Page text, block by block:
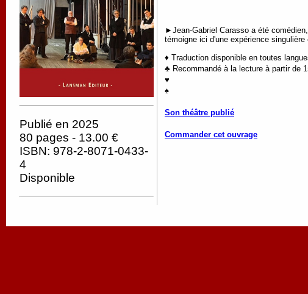
Publié en 2025
80 pages - 13.00 €
ISBN: 978-2-8071-0433-
4
Disponible
►Jean-Gabriel Carasso a été
témoigne ici d'une expérience
♦ Traduction disponible en toutes
♣ Recommandé à la lecture à partir de
♥
♠
Son théâtre publié
Commander cet ouvrage